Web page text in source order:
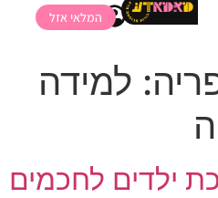
המלאי אזל
למידה
ילדים לחכמים